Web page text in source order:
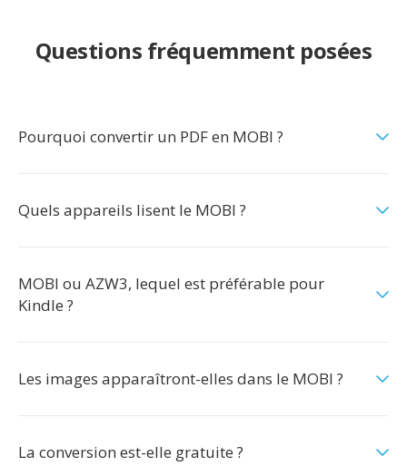
Questions fréquemment posées
Pourquoi convertir un PDF en MOBI ?
Quels appareils lisent le MOBI ?
MOBI ou AZW3, lequel est préférable pour
Kindle ?
Les images apparaîtront-elles dans le MOBI ?
La conversion est-elle gratuite ?